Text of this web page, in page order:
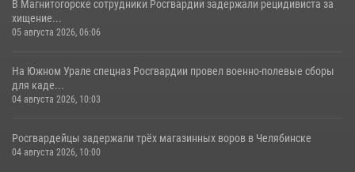
В Магнитогорске сотрудники Росгвардии задержали рецидивиста за
хищение...
05 августа 2026, 06:06
На Южном Урале спецназ Росгвардии провел военно-полевые сборы
для каде...
04 августа 2026, 10:03
Росгвардейцы задержали трёх магазинных воров в Челябинске
04 августа 2026, 10:00